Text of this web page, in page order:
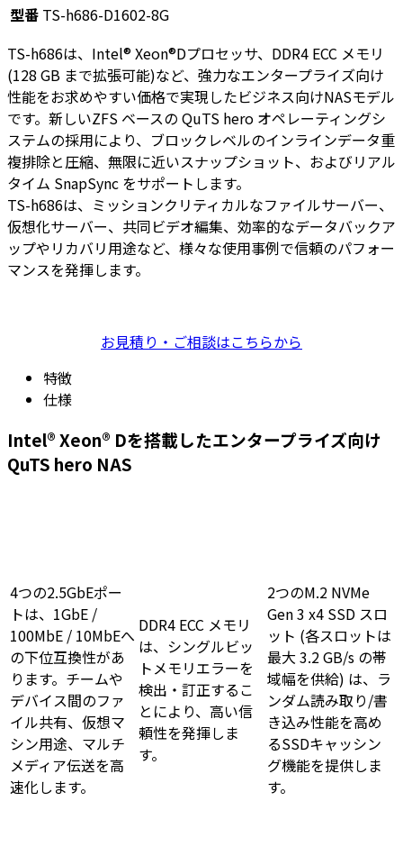
型番 TS-h686-D1602-8G
TS-h686は、Intel® Xeon®Dプロセッサ、DDR4 ECC メモリ
(128 GB まで拡張可能)など、強力なエンタープライズ向け
性能をお求めやすい価格で実現したビジネス向けNASモデル
です。新しいZFS ベースの QuTS hero オペレーティングシ
ステムの採用により、ブロックレベルのインラインデータ重
複排除と圧縮、無限に近いスナップショット、およびリアル
タイム SnapSync をサポートします。
TS-h686は、ミッションクリティカルなファイルサーバー、
仮想化サーバー、共同ビデオ編集、効率的なデータバックア
ップやリカバリ用途など、様々な使用事例で信頼のパフォー
マンスを発揮します。
お見積り・ご相談はこちらから
特徴
仕様
Intel® Xeon® Dを搭載したエンタープライズ向け
QuTS hero NAS
4つの2.5GbEポー
トは、1GbE /
100MbE / 10MbEへ
の下位互換性があ
ります。チームや
デバイス間のファ
イル共有、仮想マ
シン用途、マルチ
メディア伝送を高
速化します。
DDR4 ECC メモリ
は、シングルビッ
トメモリエラーを
検出・訂正するこ
とにより、高い信
頼性を発揮しま
す。
2つのM.2 NVMe
Gen 3 x4 SSD スロ
ット (各スロットは
最大 3.2 GB/s の帯
域幅を供給) は、ラ
ンダム読み取り/書
き込み性能を高め
るSSDキャッシン
グ機能を提供しま
す。